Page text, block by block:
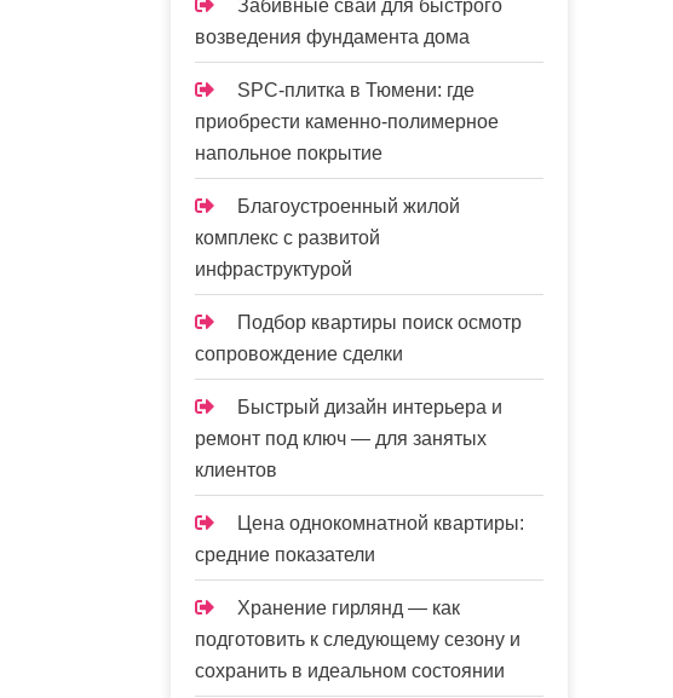
Забивные сваи для быстрого
возведения фундамента дома
SPC-плитка в Тюмени: где
приобрести каменно-полимерное
напольное покрытие
Благоустроенный жилой
комплекс с развитой
инфраструктурой
Подбор квартиры поиск осмотр
сопровождение сделки
Быстрый дизайн интерьера и
ремонт под ключ — для занятых
клиентов
Цена однокомнатной квартиры:
средние показатели
Хранение гирлянд — как
подготовить к следующему сезону и
сохранить в идеальном состоянии